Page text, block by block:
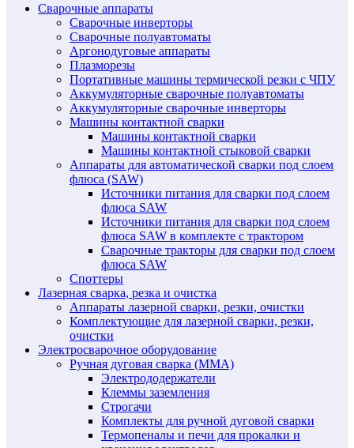
Сварочные аппараты
Сварочные инверторы
Сварочные полуавтоматы
Аргонодуговые аппараты
Плазморезы
Портативные машины термической резки с ЧПУ
Аккумуляторные сварочные полуавтоматы
Аккумуляторные сварочные инверторы
Машины контактной сварки
Машины контактной сварки
Машины контактной стыковой сварки
Аппараты для автоматической сварки под слоем
флюса (SAW)
Источники питания для сварки под слоем
флюса SAW
Источники питания для сварки под слоем
флюса SAW в комплекте с трактором
Сварочные тракторы для сварки под слоем
флюса SAW
Споттеры
Лазерная сварка, резка и очистка
Аппараты лазерной сварки, резки, очистки
Комплектующие для лазерной сварки, резки,
очистки
Электросварочное оборудование
Ручная дуговая сварка (MMA)
Электрододержатели
Клеммы заземления
Строгачи
Комплекты для ручной дуговой сварки
Термопеналы и печи для прокалки и